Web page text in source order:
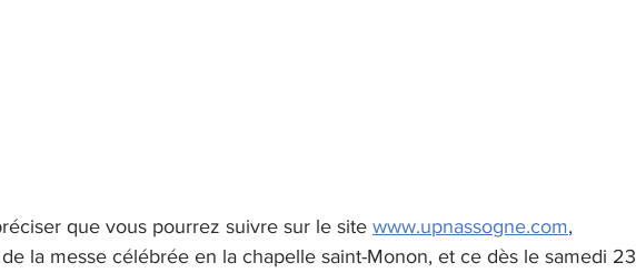
que vous pourrez suivre sur le site www.upnassogne.com,
la messe célébrée en la chapelle saint-Monon, et ce dès le samedi 23